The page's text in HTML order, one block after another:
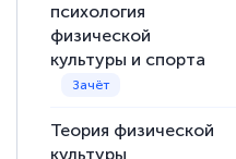
психология
физической
культуры и спорта
Теория физической
культуры